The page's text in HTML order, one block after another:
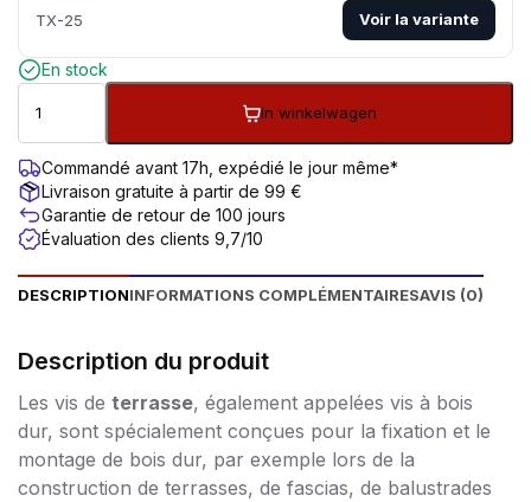
TX-25 Voir la variante
En stock
In winkelwagen
Commandé avant 17h, expédié le jour même*
Livraison gratuite à partir de 99 €
Garantie de retour de 100 jours
Évaluation des clients 9,7/10
DESCRIPTIONINFORMATIONS COMPLÉMENTAIRESAVIS (0)
Description du produit
Les vis de terrasse, également appelées vis à bois
dur, sont spécialement conçues pour la fixation et le
montage de bois dur, par exemple lors de la
construction de terrasses, de fascias, de balustrades